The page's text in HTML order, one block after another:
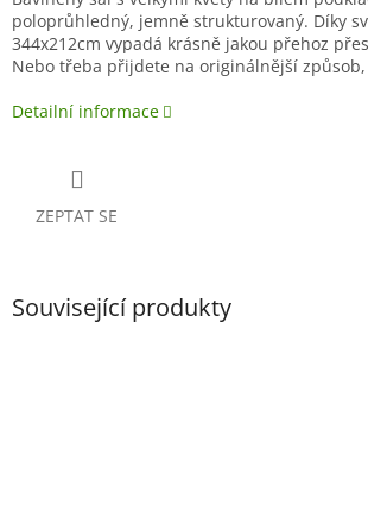
poloprůhledný, jemně strukturovaný. Díky
344x212cm vypadá krásně jakou přehoz
Nebo třeba přijdete na originálnější
Detailní informace
ZEPTAT SE
Související produkty